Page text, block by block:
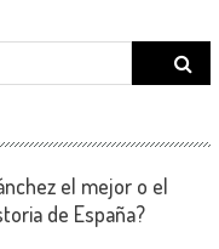
Search
for:
el mejor o el
de España?